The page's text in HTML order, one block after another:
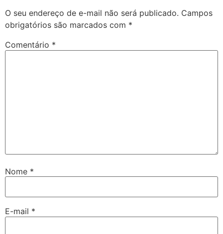
O seu endereço de e-mail não será publicado. Campos
obrigatórios são marcados com *
Comentário *
Nome *
E-mail *